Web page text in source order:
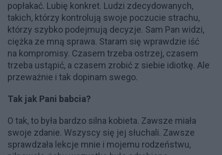
popłakać. Lubię konkret. Ludzi zdecydowanych,
takich, którzy kontrolują swoje poczucie strachu,
którzy szybko podejmują decyzje. Sam Pan widzi,
ciężka ze mną sprawa. Staram się wprawdzie iść
na kompromisy. Czasem trzeba ostrzej, czasem
trzeba ustąpić, a czasem zrobić z siebie idiotkę. Ale
przeważnie i tak dopinam swego.
Tak jak Pani babcia?
O tak, to była bardzo silna kobieta. Zawsze miała
swoje zdanie. Wszyscy się jej słuchali. Zawsze
sprawdzała lekcje mnie i mojemu rodzeństwu,